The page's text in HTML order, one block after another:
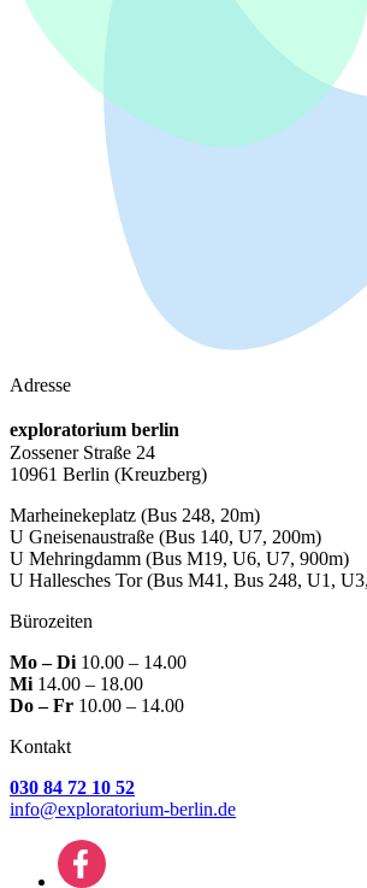
Adresse
exploratorium berlin
Zossener Straße 24
10961 Berlin (Kreuzberg)
Marheinekeplatz (Bus 248, 20m)
U Gneisenaustraße (Bus 140, U7, 200m)
U Mehringdamm (Bus M19, U6, U7, 900m)
U Hallesches Tor(Bus M41, Bus 248, U1,
Bürozeiten
Mo – Di 10.00 – 14.00
Mi 14.00 – 18.00
Do – Fr 10.00 – 14.00
Kontakt
030 84 72 10 52
info@exploratorium-berlin.de